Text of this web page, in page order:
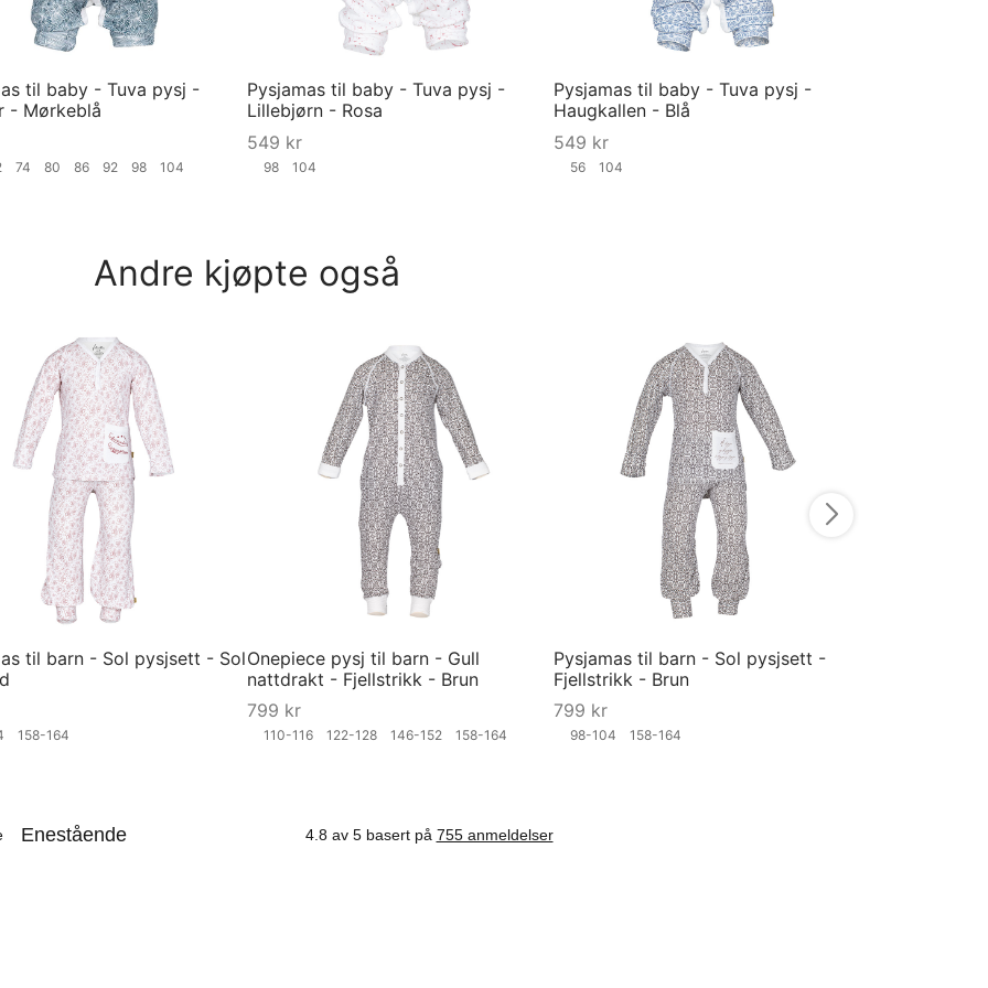
til baby - Tuva pysj -
- Mørkeblå
74 80 86 92 98 104
Pysjamas til baby - Tuva pysj -
Lillebjørn - Rosa
549 kr
98 104
Pysjamas til baby - Tuva pysj -
Haugkallen - Blå
549 kr
56 104
Andre kjøpte også
til barn - Sol pysjsett - Sol
158-164
Onepiece pysj til barn - Gull
nattdrakt - Fjellstrikk - Brun
799 kr
110-116 122-128 146-152 158-164
Pysjamas til barn - Sol pysjsett -
Fjellstrikk - Brun
799 kr
98-104 158-164